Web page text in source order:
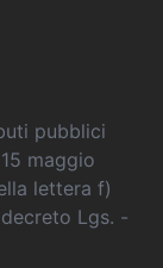
pubblici
maggio
lettera f)
Lgs. -